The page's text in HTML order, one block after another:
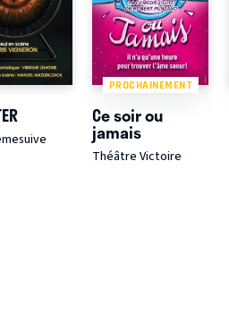
PROCHAINEMENT
Ce soir ou
jamais
Théâtre Victoire